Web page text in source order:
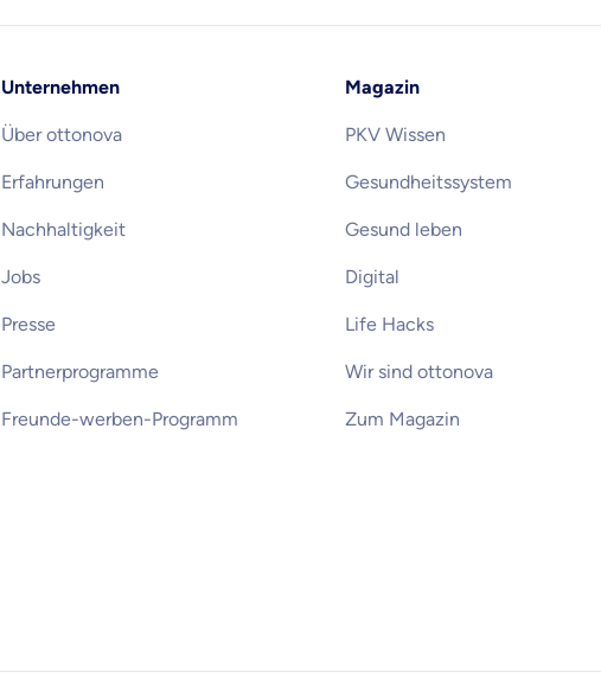
Unternehmen
Über ottonova
Erfahrungen
Nachhaltigkeit
Jobs
Presse
Partnerprogramme
Freunde-werben-Programm
Magazin
PKV Wissen
Gesundheitssystem
Gesund leben
Digital
Life Hacks
Wir sind ottonova
Zum Magazin